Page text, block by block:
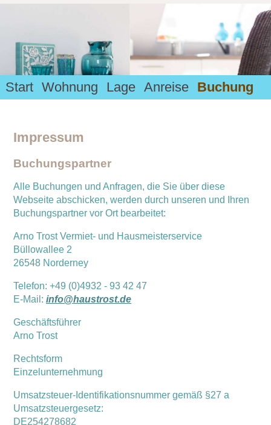
Start Wohnung Lage Anreise Buchung
Impressum
Buchungspartner
Alle Buchungen und Anfragen, die Sie über diese
Webseite abschicken, werden durch unseren und Ihren
Buchungspartner vor Ort bearbeitet:
Arno Trost Vermiet- und Hausmeisterservice
Büllowallee 2
26548 Norderney
Telefon: +49 (0)4932 - 93 42 47
E-Mail: info@haustrost.de
Geschäftsführer
Arno Trost
Rechtsform
Einzelunternehmung
Umsatzsteuer-Identifikationsnummer gemäß §27 a
Umsatzsteuergesetz:
DE254278682